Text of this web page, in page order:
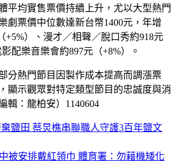
平均實售票價持續上升，尤以大型熱門
劇票價中位數達新台幣1400元，年增
+5%）、漫才／相聲／脫口秀約918元
影配樂音樂會約897元（+8%）。
分熱門節目因製作成本提高而調漲票
顯示觀眾對特定類型節目的忠誠度與消
輯：龍柏安）1140604
鹽田 蔡炅樵串聯職人守護3百年鹽文
被安排戴紅領巾 體育署：勿藉機矮化